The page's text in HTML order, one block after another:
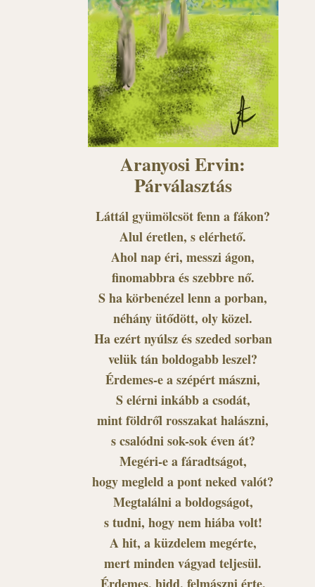
Aranyosi Ervin:
Párválasztás
Láttál gyümölcsöt fenn a fákon?
Alul éretlen, s elérhető.
Ahol nap éri, messzi ágon,
finomabbra és szebbre nő.
S ha körbenézel lenn a porban,
néhány ütődött, oly közel.
Ha ezért nyúlsz és szeded sorban
velük tán boldogabb leszel?
Érdemes-e a szépért mászni,
S elérni inkább a csodát,
mint földről rosszakat halászni,
s csalódni sok-sok éven át?
Megéri-e a fáradtságot,
hogy megleld a pont neked valót?
Megtalálni a boldogságot,
s tudni, hogy nem hiába volt!
A hit, a küzdelem megérte,
mert minden vágyad teljesül.
Érdemes, hidd, felmászni érte.